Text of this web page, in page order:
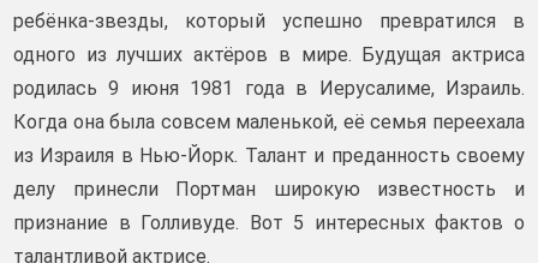
ребёнка-звезды, который успешно превратился в
одного из лучших актёров в мире. Будущая актриса
родилась 9 июня 1981 года в Иерусалиме, Израиль.
Когда она была совсем маленькой, её семья переехала
из Израиля в Нью-Йорк. Талант и преданность своему
делу принесли Портман широкую известность и
признание в Голливуде. Вот 5 интересных фактов о
талантливой актрисе.